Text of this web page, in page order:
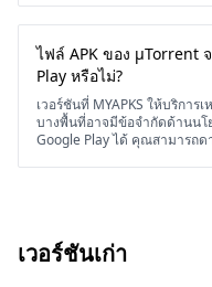
ไฟล์ APK ของ μTorrent
Play หรือไม่?
เวอร์ชันที่ MYAPKS ให้บริกา
บางพื้นที่อาจมีข้อจำกัดด้านนโ
Google Play ได้ คุณสามารถด
เวอร์ชันเก่า